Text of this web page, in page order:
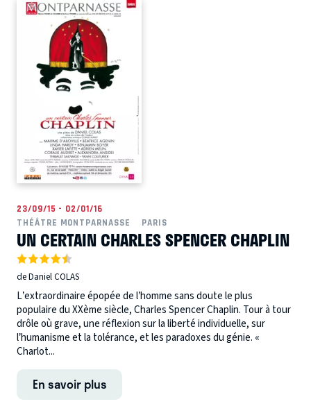
23/09/15 - 02/01/16
THÉÂTRE MONTPARNASSE
PARIS
UN CERTAIN CHARLES SPENCER CHAPLIN
de Daniel COLAS
L’extraordinaire épopée de l’homme sans doute le plus
populaire du XXème siècle, Charles Spencer Chaplin. Tour à tour
drôle où grave, une réflexion sur la liberté individuelle, sur
l’humanisme et la tolérance, et les paradoxes du génie. «
Charlot...
En savoir plus